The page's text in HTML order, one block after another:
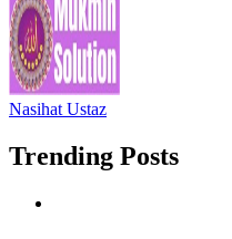
Nasihat Ustaz
Trending Posts